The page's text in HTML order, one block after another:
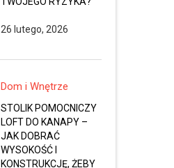
26 lutego, 2026
Dom i Wnętrze
STOLIK POMOCNICZY
LOFT DO KANAPY –
JAK DOBRAĆ
WYSOKOŚĆ I
KONSTRUKCJĘ, ŻEBY